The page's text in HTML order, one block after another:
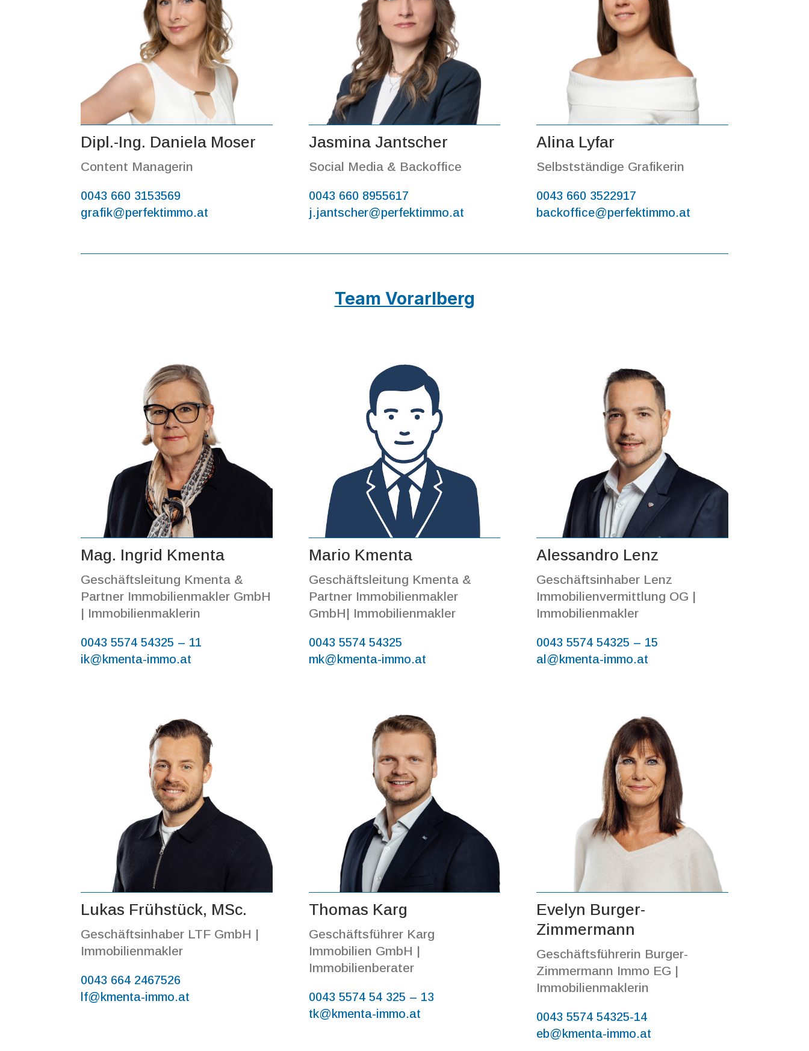
Dipl.-Ing. Daniela Moser
Content Managerin
0043 660 3153569
grafik@perfektimmo.at
Jasmina Jantscher
Social Media & Backoffice
0043 660 8955617
j.jantscher@perfektimmo.at
Alina Lyfar
Selbstständige Grafikerin
0043 660 3522917
backoffice@perfektimmo.at
Team Vorarlberg
Mag. Ingrid Kmenta
Geschäftsleitung Kmenta &
Partner Immobilienmakler GmbH
| Immobilienmaklerin
0043 5574 54325 – 11
ik@kmenta-immo.at
Mario Kmenta
Geschäftsleitung Kmenta &
Partner Immobilienmakler
GmbH| Immobilienmakler
0043 5574 54325
mk@kmenta-immo.at
Alessandro Lenz
Geschäftsinhaber Lenz
Immobilienvermittlung OG |
Immobilienmakler
0043 5574 54325 – 15
al@kmenta-immo.at
Lukas Frühstück, MSc.
Geschäftsinhaber LTF GmbH |
Immobilienmakler
0043 664 2467526
lf@kmenta-immo.at
Thomas Karg
Geschäftsführer Karg
Immobilien GmbH |
Immobilienberater
0043 5574 54 325 – 13
tk@kmenta-immo.at
Evelyn Burger-
Zimmermann
Geschäftsführerin Burger-
Zimmermann Immo EG |
Immobilienmaklerin
0043 5574 54325-14
eb@kmenta-immo.at